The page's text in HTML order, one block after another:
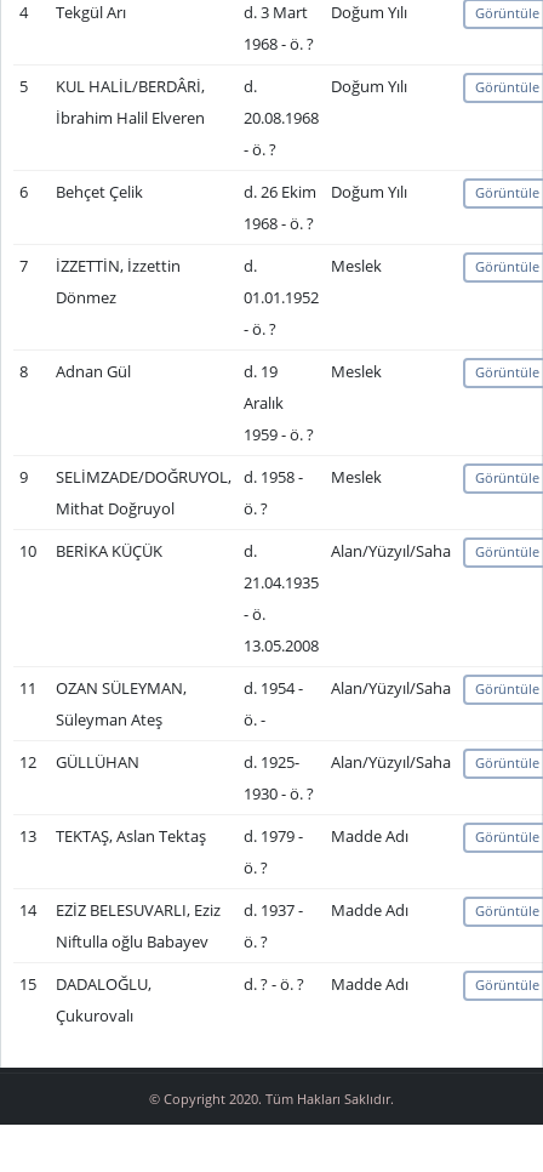
4 Tekgül Arı
d. 3 Mart
1968 - ö. ?
Doğum Yılı Görüntüle
5
KUL HALİL/BERDÂRİ,
İbrahim Halil Elveren
d.
20.08.1968
- ö. ?
Doğum Yılı Görüntüle
6 Behçet Çelik
d. 26 Ekim
1968 - ö. ?
Doğum Yılı Görüntüle
7
İZZETTİN, İzzettin
Dönmez
d.
01.01.1952
- ö. ?
Meslek Görüntüle
8 Adnan Gül
d. 19
Aralık
1959 - ö. ?
Meslek Görüntüle
9
SELİMZADE/DOĞRUYOL,
Mithat Doğruyol
d. 1958 -
ö. ?
Meslek Görüntüle
10 BERİKA KÜÇÜK
d.
21.04.1935
- ö.
13.05.2008
Alan/Yüzyıl/Saha Görüntüle
11
OZAN SÜLEYMAN,
Süleyman Ateş
d. 1954 -
ö. -
Alan/Yüzyıl/Saha Görüntüle
12 GÜLLÜHAN
d. 1925-
1930 - ö. ?
Alan/Yüzyıl/Saha Görüntüle
13 TEKTAŞ, Aslan Tektaş
d. 1979 -
ö. ?
Madde Adı Görüntüle
14
EZİZ BELESUVARLI, Eziz
Niftulla oğlu Babayev
d. 1937 -
ö. ?
Madde Adı Görüntüle
15
DADALOĞLU,
Çukurovalı
d. ? - ö. ? Madde Adı Görüntüle
© Copyright 2020. Tüm Hakları Saklıdır.